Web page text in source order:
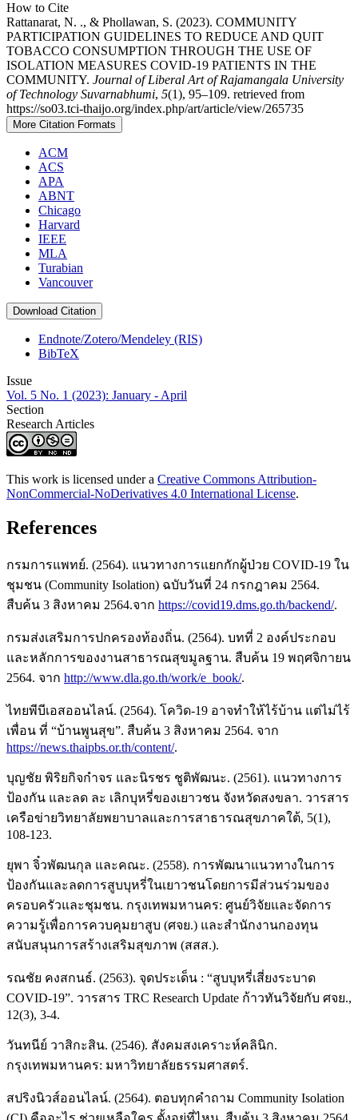
How to Cite
Rattanarat, N. ., & Phollawan, S. (2023). COMMUNITY
PARTICIPATION GUIDELINES TO REDUCE AND QUIT
TOBACCO CONSUMPTION THROUGH THE USE OF
ISOLATION MEASURES COVID-19 PATIENTS IN THE
COMMUNITY. Journal of Liberal Art of Rajamangala University
of Technology Suvarnabhumi, 5(1), 95–109. retrieved from
https://so03.tci-thaijo.org/index.php/art/article/view/265735
More Citation Formats
ACM
ACS
APA
ABNT
Chicago
Harvard
IEEE
MLA
Turabian
Vancouver
Download Citation
Endnote/Zotero/Mendeley (RIS)
BibTeX
Issue
Vol. 5 No. 1 (2023): January - April
Section
Research Articles
This work is licensed under a Creative Commons Attribution-
NonCommercial-NoDerivatives 4.0 International License.
References
กรมการแพทย์. (2564). แนวทางการแยกกักผู้ป่วย COVID-19 ใน
ชุมชน (Community Isolation) ฉบับวันที่ 24 กรกฎาคม 2564.
สืบค้น 3 สิงหาคม 2564.จาก https://covid19.dms.go.th/backend/.
กรมส่งเสริมการปกครองท้องถิ่น. (2564). บทที่ 2 องค์ประกอบ
และหลักการของงานสาธารณสุขมูลฐาน. สืบค้น 19 พฤศจิกายน
2564. จาก http://www.dla.go.th/work/e_book/.
ไทยพีบีเอสออนไลน์. (2564). โควิด-19 อาจทำให้ไร้บ้าน แต่ไม่ไร้
เพื่อน ที่ “บ้านพูนสุข”. สืบค้น 3 สิงหาคม 2564. จาก
https://news.thaipbs.or.th/content/.
บุญชัย พิริยกิจกำจร และนิรชร ชูติพัฒนะ. (2561). แนวทางการ
ป้องกัน และลด ละ เลิกบุหรี่ของเยาวชน จังหวัดสงขลา. วารสาร
เครือข่ายวิทยาลัยพยาบาลและการสาธารณสุขภาคใต้, 5(1),
108-123.
ยุพา จิ๋วพัฒนกุล และคณะ. (2558). การพัฒนาแนวทางในการ
ป้องกันและลดการสูบบุหรี่ในเยาวชนโดยการมีส่วนร่วมของ
ครอบครัวและชุมชน. กรุงเทพมหานคร: ศูนย์วิจัยและจัดการ
ความรู้เพื่อการควบคุมยาสูบ (ศจย.) และสำนักงานกองทุน
สนับสนุนการสร้างเสริมสุขภาพ (สสส.).
รณชัย คงสกนธ์. (2563). จุดประเด็น : “สูบบุหรี่เสี่ยงระบาด
COVID-19”. วารสาร TRC Research Update ก้าวทันวิจัยกับ ศจย.,
12(3), 3-4.
วันทนีย์ วาสิกะสิน. (2546). สังคมสงเคราะห์คลินิก.
กรุงเทพมหานคร: มหาวิทยาลัยธรรมศาสตร์.
สปริงนิวส์ออนไลน์. (2564). ตอบทุกคำถาม Community Isolation